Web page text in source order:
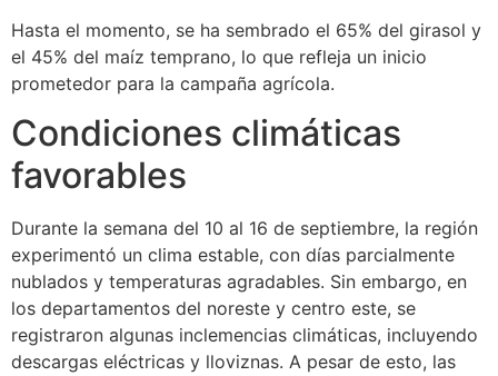
Hasta el momento, se ha sembrado el 65% del girasol y
el 45% del maíz temprano, lo que refleja un inicio
prometedor para la campaña agrícola.
Condiciones climáticas
favorables
Durante la semana del 10 al 16 de septiembre, la región
experimentó un clima estable, con días parcialmente
nublados y temperaturas agradables. Sin embargo, en
los departamentos del noreste y centro este, se
registraron algunas inclemencias climáticas, incluyendo
descargas eléctricas y lloviznas. A pesar de esto, las